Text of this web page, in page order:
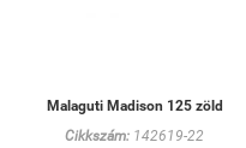
Malaguti Madison 125 zöld
Cikkszám: 142619-22